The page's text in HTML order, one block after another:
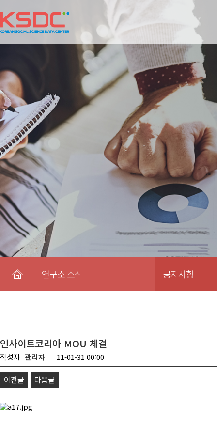
연구소 소식 공지사항
인사이트코리아 MOU 체결
작성자 관리자 11-01-31 00:00
이전글 다음글